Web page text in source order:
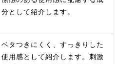
分として紹介します。
ベタつきにくく、すっきりした
使用感として紹介します。刺激